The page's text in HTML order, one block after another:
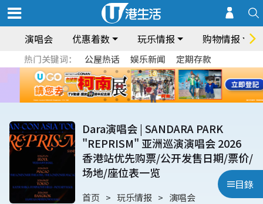
演唱会 优惠着数 玩乐情报 购物情报
热门关键词： 公屋热话 娱乐新闻 定期存款
目錄
Dara演唱会 | SANDARA PARK
"REPRISM" 亚洲巡演演唱会 2026
香港站优先购票/公开发售日期/票价/
场地/座位表一览
首页 玩乐情报 演唱会